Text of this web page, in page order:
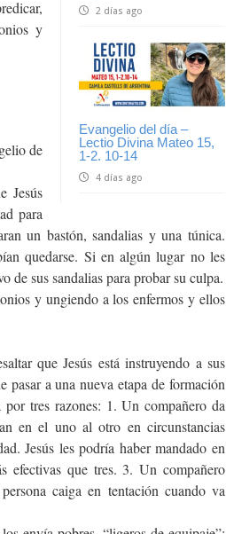
2 días ago
Evangelio del día –
Lectio Divina Mateo 15,
1-2. 10-14
4 días ago
y
de
Jesús
para
un bastón, sandalias y una túnica.
quedarse. Si en algún lugar no les
de sus sandalias para probar su culpa.
y ungiendo a los enfermos y ellos
que Jesús está instruyendo a sus
a una nueva etapa de formación
tres razones: 1. Un compañero da
en el uno al otro en circunstancias
Jesús les podría haber mandado en
efectivas que tres. 3. Un compañero
caiga en tentación cuando va